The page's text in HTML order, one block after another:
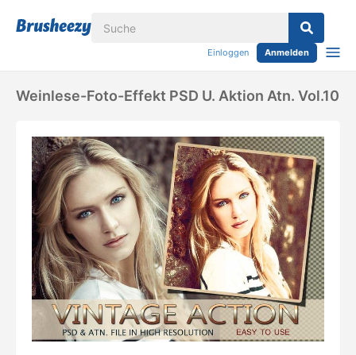
Einloggen Anmelden
Weinlese-Foto-Effekt PSD U. Aktion Atn. Vol.10